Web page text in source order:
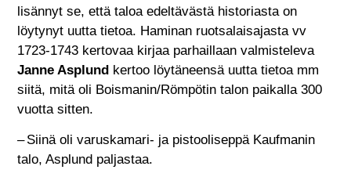
lisännyt se, että taloa edeltävästä historiasta on
löytynyt uutta tietoa. Haminan ruotsalaisajasta vv
1723-1743 kertovaa kirjaa parhaillaan valmisteleva
Janne Asplund kertoo löytäneensä uutta tietoa mm
siitä, mitä oli Boismanin/Römpötin talon paikalla 300
vuotta sitten.
– Siinä oli varuskamari- ja pistooliseppä Kaufmanin
talo, Asplund paljastaa.